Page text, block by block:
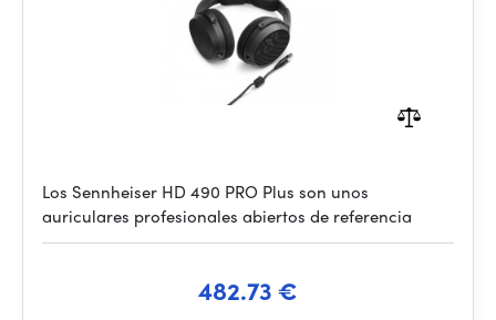
Los Sennheiser HD 490 PRO Plus son unos
auriculares profesionales abiertos de referencia
482.73 €